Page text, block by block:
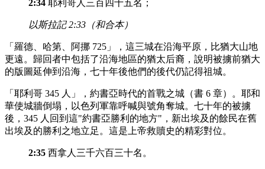
2:34 耶利哥人三百四十五名；
以斯拉記 2:33（和合本）
「羅德、哈第、阿挪 725」，這三城在沿海平原，比猶大山地
更遠。歸回者中包括了沿海地區的猶太后裔，說明被擄前猶大
的版圖延伸到沿海，七十年後他們的後代仍記得祖城。
「耶利哥 345 人」，約書亞時代的首戰之城（書 6 章）。耶和
華使城牆倒塌，以色列軍靠呼喊與號角奪城。七十年的被擄
後，345 人回到這"約書亞勝利的地方"，新出埃及的餘民在舊
出埃及的勝利之地立足。這是上帝救贖史的精彩對位。
2:35 西拿人三千六百三十名。